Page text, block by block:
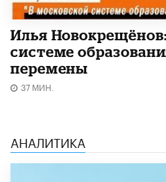
Илья
системе
перемены
37 МИН.
АНАЛИТИКА